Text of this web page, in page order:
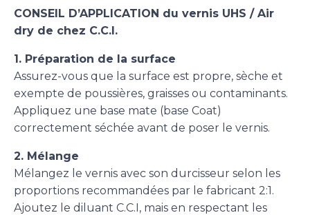
CONSEIL D’APPLICATION du vernis UHS / Air
dry de chez C.C.I.
1. Préparation de la surface
Assurez-vous que la surface est propre, sèche et
exempte de poussières, graisses ou contaminants.
Appliquez une base mate (base Coat)
correctement séchée avant de poser le vernis.
2. Mélange
Mélangez le vernis avec son durcisseur selon les
proportions recommandées par le fabricant 2:1.
Ajoutez le diluant C.C.I, mais en respectant les